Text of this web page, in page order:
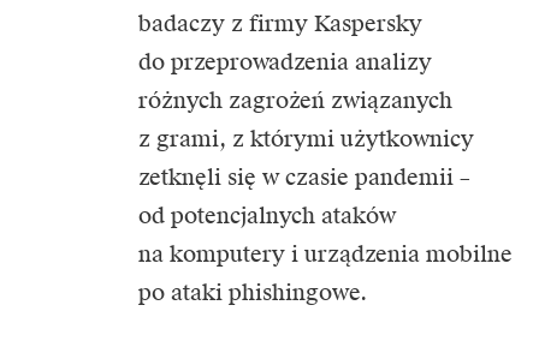
badaczy z firmy Kaspersky
do przeprowadzenia analizy
różnych zagrożeń związanych
z grami, z którymi użytkownicy
zetknęli się w czasie pandemii –
od potencjalnych ataków
na komputery i urządzenia mobilne
po ataki phishingowe.